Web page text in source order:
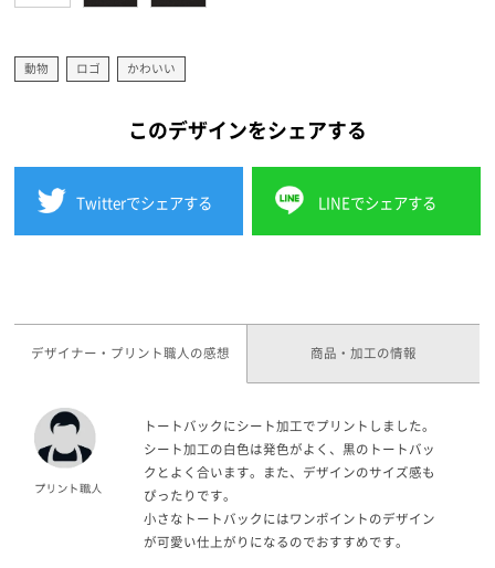
動物 ロゴ かわいい
このデザインをシェアする
Twitterでシェアする LINEでシェアする
デザイナー・プリント職人の感想 商品・加工の情報
トートバックにシート加工でプリントしました。
シート加工の白色は発色がよく、黒のトートバッ
クとよく合います。また、デザインのサイズ感も
ぴったりです。
小さなトートバックにはワンポイントのデザイン
が可愛い仕上がりになるのでおすすめです。